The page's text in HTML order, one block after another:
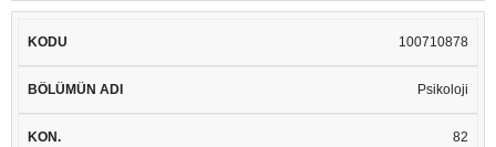
100710878
Psikoloji
82